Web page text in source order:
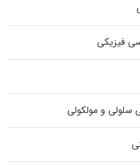
فیزیکی
و مولکولی